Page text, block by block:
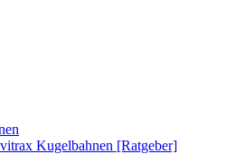
Kugelbahnen [Ratgeber]